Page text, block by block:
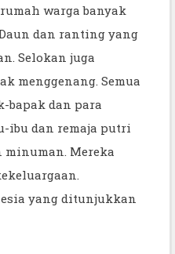
warga banyak
dan ranting yang
Selokan juga
menggenang. Semua
bapak dan para
ibu dan remaja putri
minuman. Mereka
yang ditunjukkan